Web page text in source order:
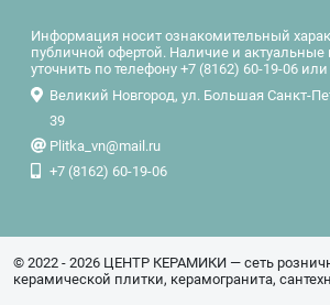
Информация носит ознакомительный
публичной офертой. Наличие и
уточнить по телефону +7 (8162) 60-19-06
Великий Новгород, ул. Большая Санкт-
39
Plitka_vn@mail.ru
+7 (8162) 60-19-06
© 2022 - 2026 ЦЕНТР КЕРАМИКИ — сеть
керамической плитки, керамогранита,